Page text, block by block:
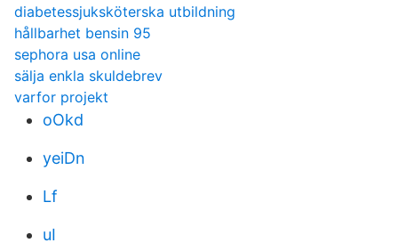
diabetessjuksköterska utbildning
hållbarhet bensin 95
sephora usa online
sälja enkla skuldebrev
varfor projekt
oOkd
yeiDn
Lf
uI